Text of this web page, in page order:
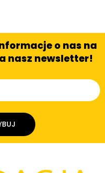
o nas na
nasz newsletter!